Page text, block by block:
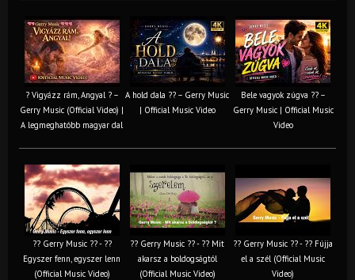
? Vigyázz rám, Angyal ? –
Gerry Music (Official Video) |
A legmeghatóbb magyar dal
A hold dala ?? – Gerry Music
| Official Music Video
Bele vagyok zúgva ?? –
Gerry Music | Official Music
Video
?? Gerry Music ?? - ??
Egyszer fenn, egyszer lenn
(Official Music Video)
?? Gerry Music ?? - ?? Mit
akarsz a boldogságtól
(Official Music Video)
?? Gerry Music ?? - ?? Fújja
el a szél (Official Music
Video)